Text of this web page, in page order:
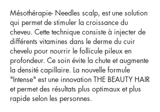
Mésothérapie- Needles scalp, est une solution
qui permet de stimuler la croissance du
cheveu. Cette technique consiste à injecter de
différents vitamines dans le derme du cuir
chevelu pour nourrir le follicule pileux en
profondeur. Ce soin évite la chute et augmente
la densité capillaire. La nouvelle formule
"Intense" est une innovation THE BEAUTY HAIR
et permet des résultats plus optimaux et plus
rapide selon les personnes.